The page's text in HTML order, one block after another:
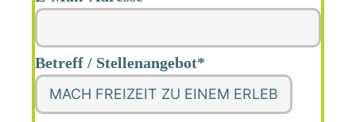
Betreff / Stellenangebot*